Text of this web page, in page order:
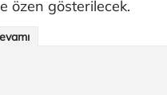
özen gösterilecek.